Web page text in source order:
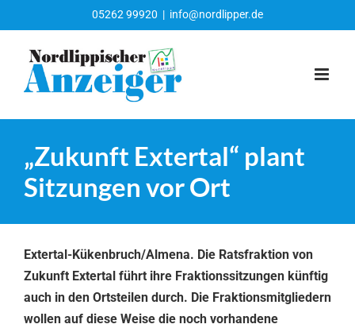
Inhalt
springen
05262 99920 | info@nordlipper.de
„Zukunft Extertal“ plant
Sitzungen vor Ort
Extertal-Kükenbruch/Almena. Die Ratsfraktion von
Zukunft Extertal führt ihre Fraktionssitzungen künftig
auch in den Ortsteilen durch. Die Fraktionsmitgliedern
wollen auf diese Weise die noch vorhandene